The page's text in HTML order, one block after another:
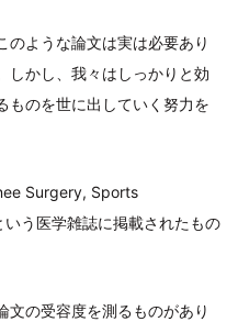
のような論文は実は必要あり
しかし、我々はしっかりと効
ものを世に出していく努力を
Surgery, Sports
う医学雑誌に掲載されたもの
文の受容度を測るものがあり